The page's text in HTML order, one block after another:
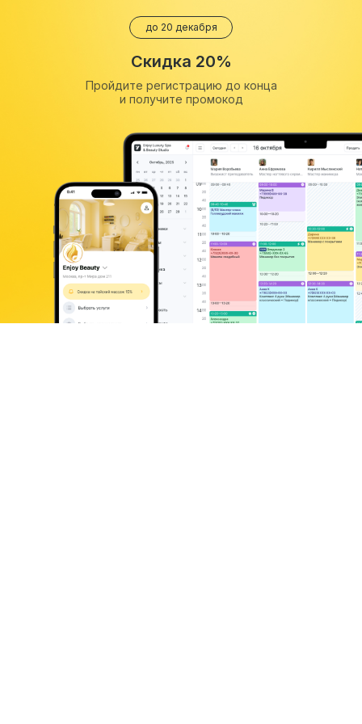
Пройдите регистрацию до конца
и получите промокод
Скидка 20%
до 20 декабря